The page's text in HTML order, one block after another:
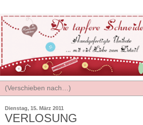
Dienstag, 15. März 2011
VERLOSUNG